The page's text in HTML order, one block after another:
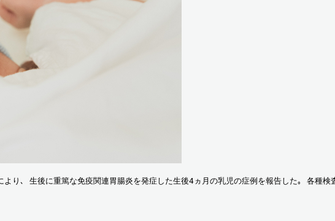
､ 生後に重篤な免疫関連胃腸炎を発症した生後4ヵ月の乳児の症例を報告した｡ 各